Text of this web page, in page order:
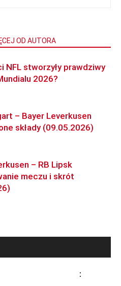
OD AUTORA
NFL stworzyły prawdziwy
2026?
– Bayer Leverkusen
składy (09.05.2026)
– RB Lipsk
meczu i skrót
: